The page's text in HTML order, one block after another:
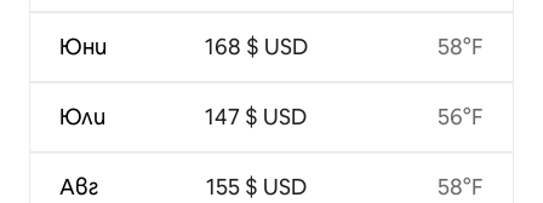
Юни
Юли
Авг
168 $ USD
147 $ USD
155 $ USD
58°F
56°F
58°F